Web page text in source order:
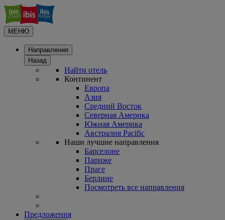
МЕНЮ
Направления
Назад
Найти отель
Континент
Европа
Азия
Средний Восток
Северная Америка
Южная Америка
Австралия Pacific
Наши лучшие направления
Барселоне
Париже
Праге
Берлине
Посмотреть все направления
Предложения